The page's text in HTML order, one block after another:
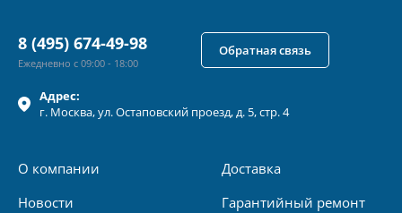
Адрес:
г. Москва, ул.Остаповский проезд, д. 5, стр. 4
О компании
Новости
Доставка
Гарантийный ремонт
8 (495) 674-49-98
Ежедневно с 09:00 - 18:00
Обратная связь